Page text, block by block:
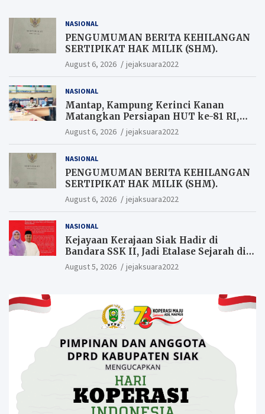
NASIONAL
PENGUMUMAN BERITA KEHILANGAN
SERTIPIKAT HAK MILIK (SHM).
August 6, 2026 jejaksuara2022
NASIONAL
Mantap, Kampung Kerinci Kanan
Matangkan Persiapan HUT ke-81 RI,
Warga yang ikut Upacara
Berkesempatan Raih Hadiah
August 6, 2026 jejaksuara2022
NASIONAL
PENGUMUMAN BERITA KEHILANGAN
SERTIPIKAT HAK MILIK (SHM).
August 6, 2026 jejaksuara2022
NASIONAL
Kejayaan Kerajaan Siak Hadir di
Bandara SSK II, Jadi Etalase Sejarah di
Gerbang Riau
August 5, 2026 jejaksuara2022